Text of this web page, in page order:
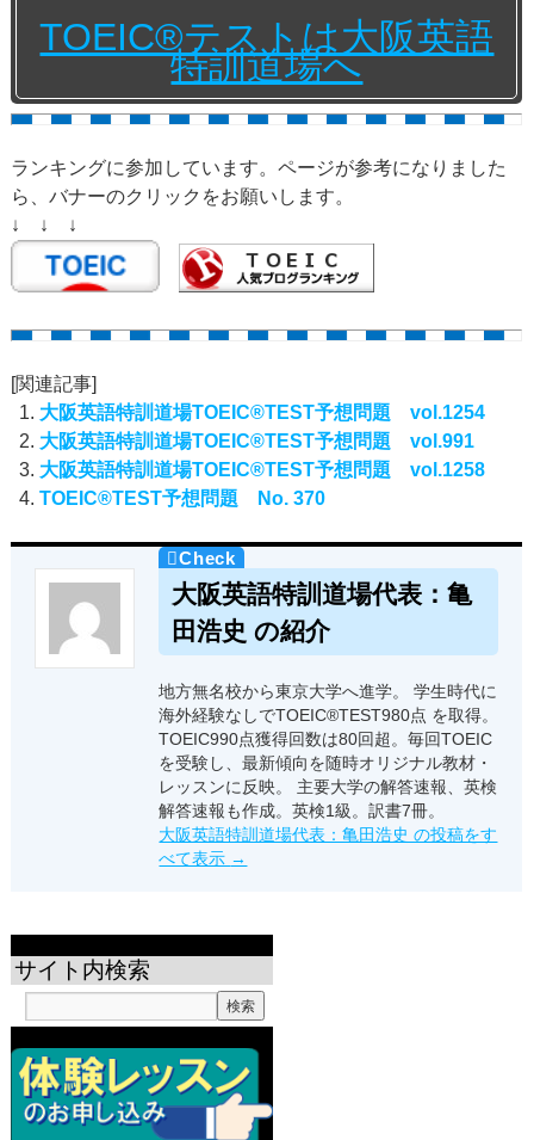
TOEIC®テストは大阪英語
特訓道場へ
ランキングに参加しています。ページが参考になりました
ら、バナーのクリックをお願いします。
↓ ↓ ↓
[関連記事]
大阪英語特訓道場TOEIC®TEST予想問題 vol.1254
大阪英語特訓道場TOEIC®TEST予想問題 vol.991
大阪英語特訓道場TOEIC®TEST予想問題 vol.1258
TOEIC®TEST予想問題 No. 370
大阪英語特訓道場代表：亀
田浩史 の紹介
地方無名校から東京大学へ進学。 学生時代に
海外経験なしでTOEIC®TEST980点 を取得。
TOEIC990点獲得回数は80回超。毎回TOEIC
を受験し、最新傾向を随時オリジナル教材・
レッスンに反映。 主要大学の解答速報、英検
解答速報も作成。英検1級。訳書7冊。
大阪英語特訓道場代表：亀田浩史 の投稿をす
べて表示 →
サイト内検索